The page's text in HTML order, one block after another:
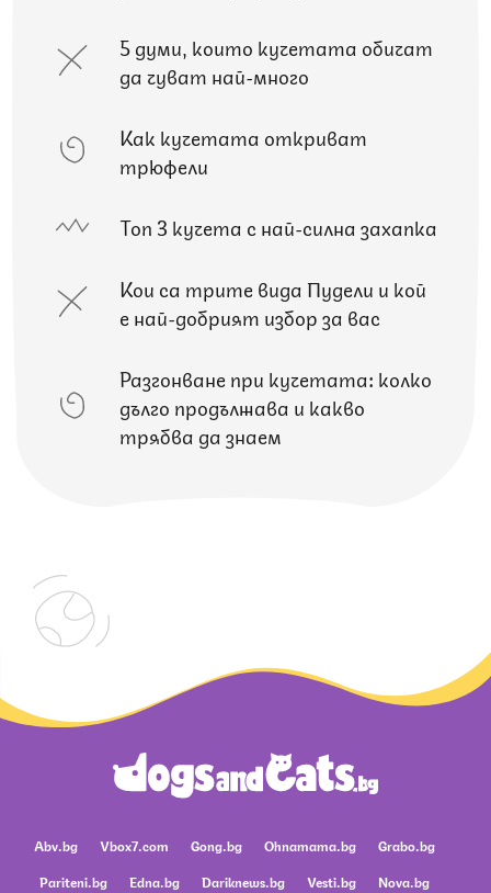
5 думи, които кучетата обичат
да чуват най-много
Как кучетата откриват
трюфели
Топ 3 кучета с най-силна захапка
Кои са трите вида Пудели и кой
е най-добрият избор за вас
Разгонване при кучетата: колко
дълго продължава и какво
трябва да знаем
Abv.bg Vbox7.com Gong.bg Ohnamama.bg
Grabo.bg
Pariteni.bg
Edna.bg Dariknews.bg Vesti.bg Nova.bg